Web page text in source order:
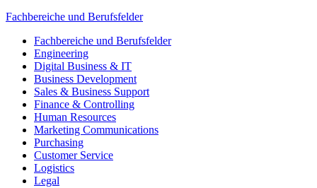
Fachbereiche und Berufsfelder
Fachbereiche und Berufsfelder
Engineering
Digital Business & IT
Business Development
Sales & Business Support
Finance & Controlling
Human Resources
Marketing Communications
Purchasing
Customer Service
Logistics
Legal